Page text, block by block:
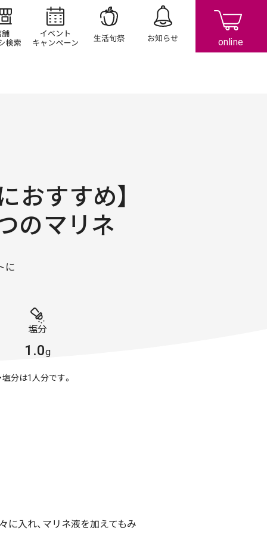
店舗/チラシ検索イベント/キャンペーン
生活旬祭 お知らせ
おすすめ】
のマリネ
に
塩分
1.0g
分は1人分です。
に入れ、マリネ液を加えてもみ